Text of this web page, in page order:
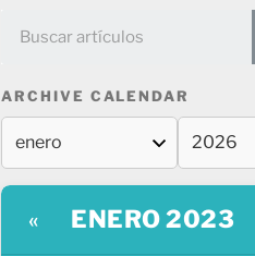
ARCHIVE CALENDAR
« ENERO 2023